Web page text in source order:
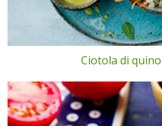
Ciotola di